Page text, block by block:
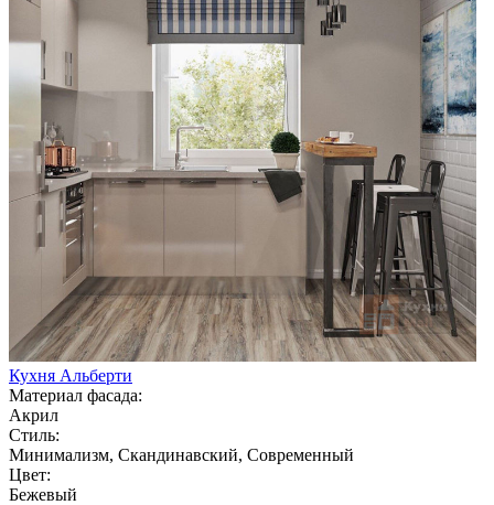
Кухня Альберти
Материал фасада:
Акрил
Стиль:
Минимализм, Скандинавский, Современный
Цвет:
Бежевый